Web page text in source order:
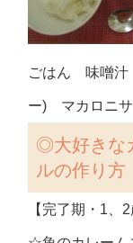
ごはん 味噌汁
ー) マカロニ
◎大好きな
ルの作り方
【完了期・1、